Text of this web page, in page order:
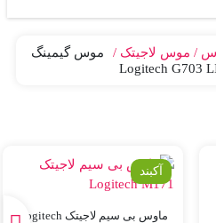
موس لاجیتک
موس گیمینگ
آکبند
ماوس بی سیم لاجیتک Logitech